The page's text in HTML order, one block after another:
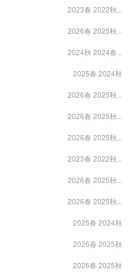
2023春 2022秋...
2026春 2025秋...
2024秋 2024春...
2025春 2024秋
2026春 2025秋...
2026春 2025秋...
2026春 2025秋...
2023春 2022秋...
2026春 2025秋...
2026春 2025秋...
2025春 2024秋
2026春 2025秋
2026春 2025秋